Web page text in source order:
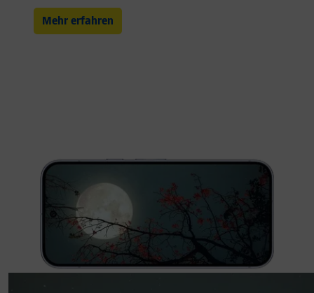
Mehr erfahren